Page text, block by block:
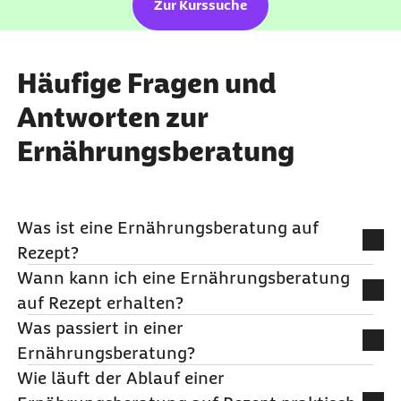
Zur Kurssuche
Häufige Fragen und
Antworten zur
Ernährungsberatung
Was ist eine Ernährungsberatung auf
Rezept?
Die Ernährungsberatung auf Rezept ist eine
professionelle, medizinisch begründete Beratung,
bei der qualifizierte Fachkräfte Sie unterstützen,
Ihr Essverhalten zu verändern und einen
bewussten Umgang mit Lebensmitteln zu finden,
Wann kann ich eine Ernährungsberatung
auf Rezept erhalten?
Eine Ernährungsberatung kann verordnet werden,
wenn eine Ernährungsberatung medizinisch
notwendig ist, z. B. bei Ernährungs-assoziierten
Was passiert in einer
Ernährungsberatung?
In der Beratung:
Wie läuft der Ablauf einer